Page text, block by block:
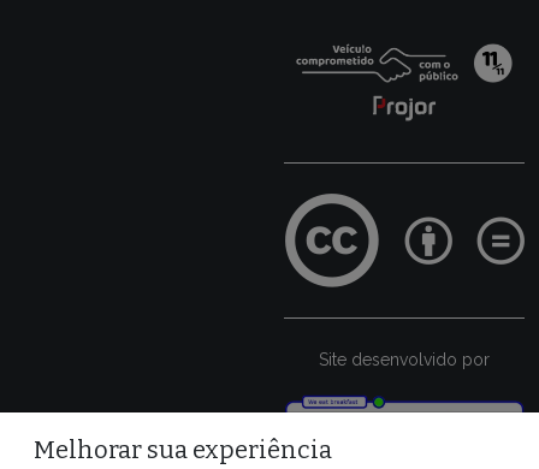
Site desenvolvido por
Melhorar sua experiência